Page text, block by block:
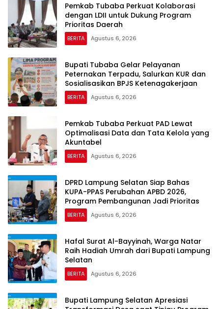
Pemkab Tubaba Perkuat Kolaborasi
dengan LDII untuk Dukung Program
Prioritas Daerah
BERITA Agustus 6, 2026
Bupati Tubaba Gelar Pelayanan
Peternakan Terpadu, Salurkan KUR dan
Sosialisasikan BPJS Ketenagakerjaan
BERITA Agustus 6, 2026
Pemkab Tubaba Perkuat PAD Lewat
Optimalisasi Data dan Tata Kelola yang
Akuntabel
BERITA Agustus 6, 2026
DPRD Lampung Selatan Siap Bahas
KUPA-PPAS Perubahan APBD 2026,
Program Pembangunan Jadi Prioritas
BERITA Agustus 6, 2026
Hafal Surat Al-Bayyinah, Warga Natar
Raih Hadiah Umrah dari Bupati Lampung
Selatan
BERITA Agustus 6, 2026
Bupati Lampung Selatan Apresiasi